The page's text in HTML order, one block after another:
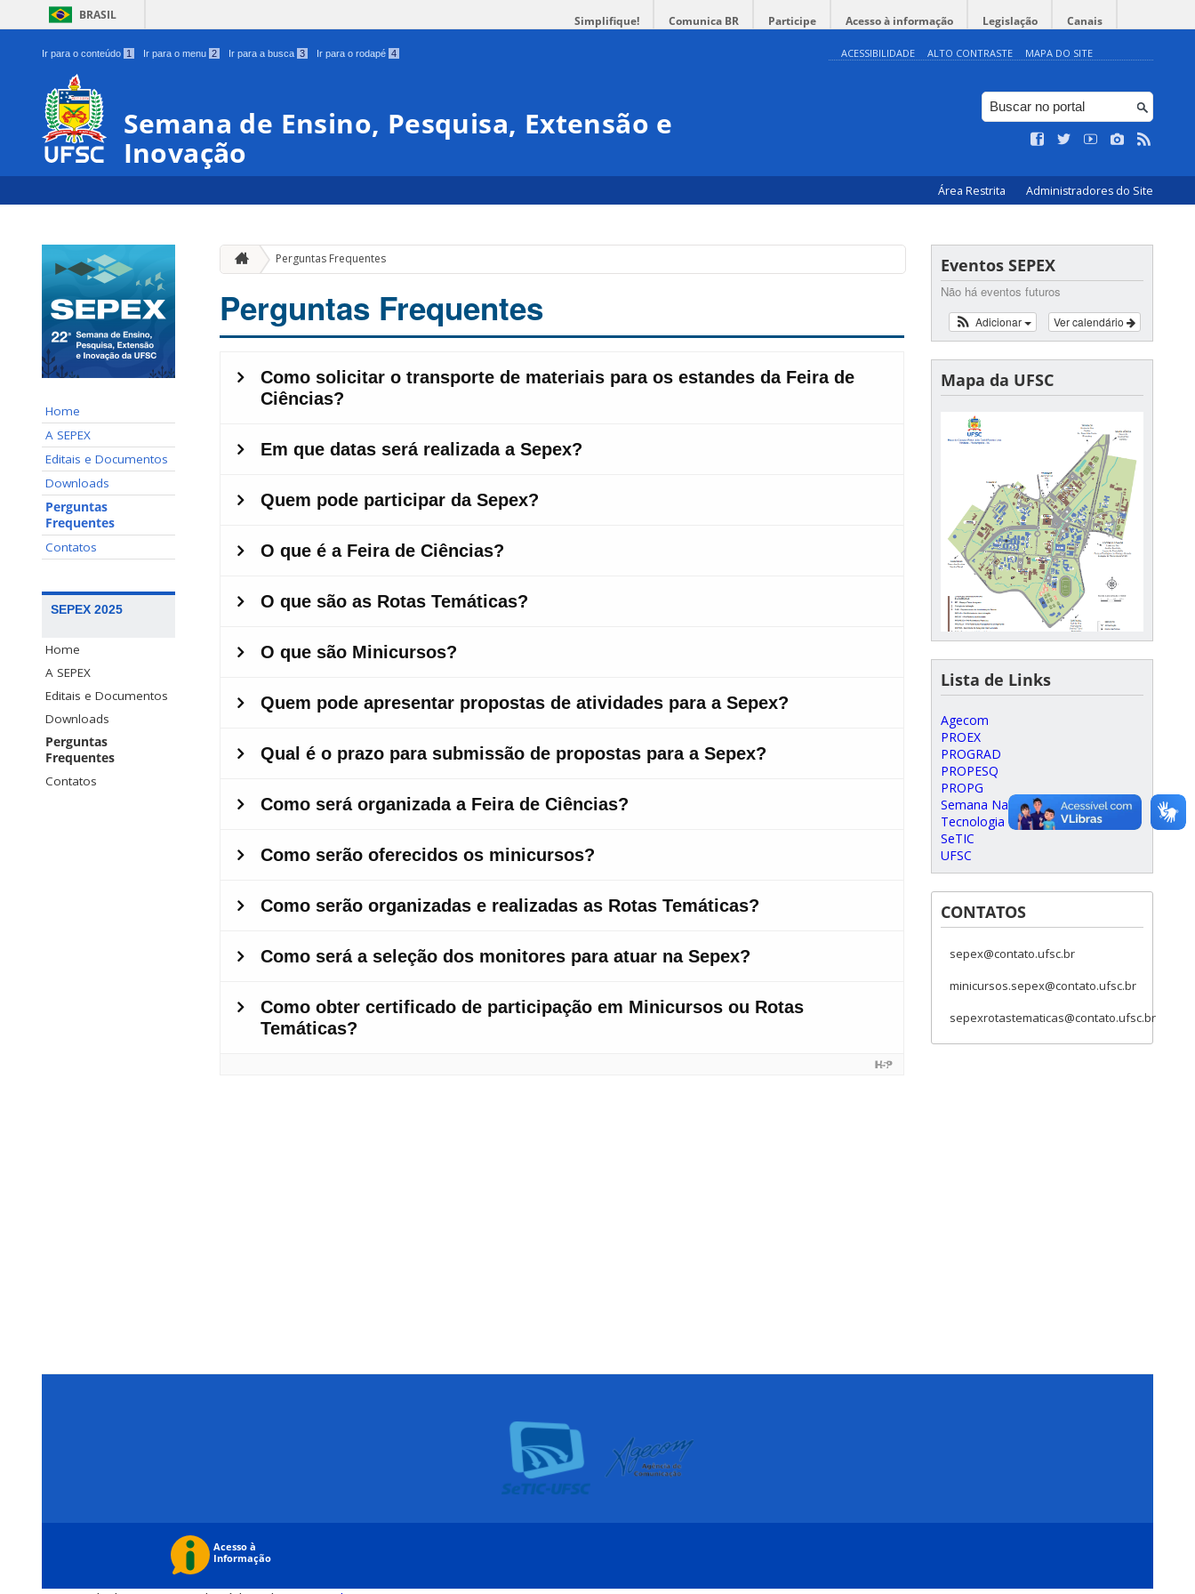
BRASIL Simplifique! Comunica BR Participe Acesso à informação Legislação Canais
Ir para o conteúdo 1 Ir para o menu 2 Ir para a busca 3 Ir para o rodapé 4 ACESSIBILIDADE ALTO CONTRASTE MAPA DO SITE
Semana de Ensino, Pesquisa, Extensão e
Inovação
Área Restrita Administradores do Site
Home
A SEPEX
Editais e Documentos
Downloads
Perguntas
Frequentes
Contatos
SEPEX 2025
Home
A SEPEX
Editais e Documentos
Downloads
Perguntas
Frequentes
Contatos
Perguntas Frequentes
Perguntas Frequentes
Eventos SEPEX
Não há eventos futuros
Ver calendário
Adicionar
Mapa da UFSC
Lista de Links
Agecom
PROEX
PROGRAD
PROPESQ
PROPG
Semana Nacional de Ciência e
Tecnologia
SeTIC
UFSC
CONTATOS
sepex@contato.ufsc.br
minicursos.sepex@contato.ufsc.br
sepexrotastematicas@contato.ufsc.br